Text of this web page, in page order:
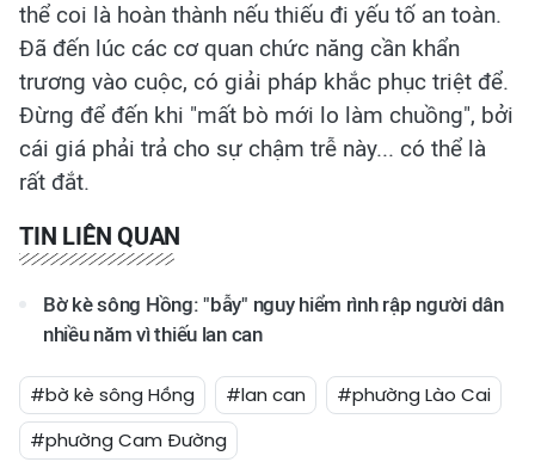
thể coi là hoàn thành nếu thiếu đi yếu tố an toàn.
Đã đến lúc các cơ quan chức năng cần khẩn
trương vào cuộc, có giải pháp khắc phục triệt để.
Đừng để đến khi "mất bò mới lo làm chuồng", bởi
cái giá phải trả cho sự chậm trễ này... có thể là
rất đắt.
TIN LIÊN QUAN
Bờ kè sông Hồng: "bẫy" nguy hiểm rình rập người dân
nhiều năm vì thiếu lan can
#bờ kè sông Hồng #lan can
#phường Lào Cai
#phường Cam Đường